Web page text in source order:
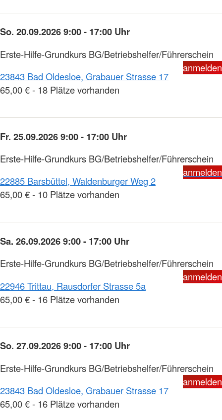
So. 20.09.2026 9:00 - 17:00 Uhr
Erste-Hilfe-Grundkurs BG/Betriebshelfer/Führerschein
anmelden
23843 Bad Oldesloe, Grabauer Strasse 17
65,00 € - 18 Plätze vorhanden
Fr. 25.09.2026 9:00 - 17:00 Uhr
Erste-Hilfe-Grundkurs BG/Betriebshelfer/Führerschein
anmelden
22885 Barsbüttel, Waldenburger Weg 2
65,00 € - 10 Plätze vorhanden
Sa. 26.09.2026 9:00 - 17:00 Uhr
Erste-Hilfe-Grundkurs BG/Betriebshelfer/Führerschein
anmelden
22946 Trittau, Rausdorfer Strasse 5a
65,00 € - 16 Plätze vorhanden
So. 27.09.2026 9:00 - 17:00 Uhr
Erste-Hilfe-Grundkurs BG/Betriebshelfer/Führerschein
anmelden
23843 Bad Oldesloe, Grabauer Strasse 17
65,00 € - 16 Plätze vorhanden